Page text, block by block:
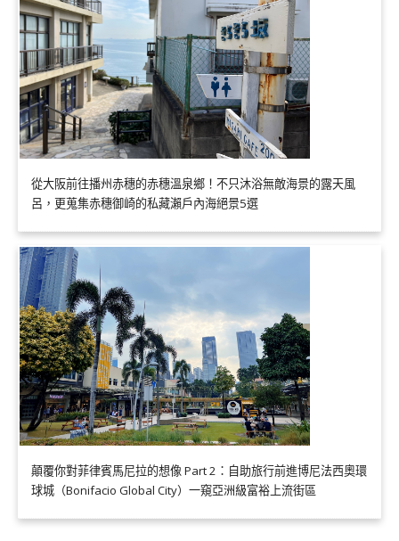
從大阪前往播州赤穗的赤穗溫泉鄉！不只沐浴無敵海景的露天風
呂，更蒐集赤穗御崎的私藏瀨戶內海絕景5選
顛覆你對菲律賓馬尼拉的想像 Part 2：自助旅行前進博尼法西奧環
球城（Bonifacio Global City）一窺亞洲級富裕上流街區